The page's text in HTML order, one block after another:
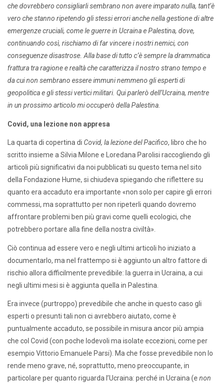
che dovrebbero consigliarli sembrano non avere imparato nulla, tant’è
vero che stanno ripetendo gli stessi errori anche nella gestione di altre
emergenze cruciali, come le guerre in Ucraina e Palestina, dove,
continuando così, rischiamo di far vincere i nostri nemici, con
conseguenze disastrose. Alla base di tutto c’è sempre la drammatica
frattura tra ragione e realtà che caratterizza il nostro strano tempo e
da cui non sembrano essere immuni nemmeno gli esperti di
geopolitica e gli stessi vertici militari. Qui parlerò dell’Ucraina, mentre
in un prossimo articolo mi occuperò della Palestina.
Covid, una lezione non appresa
La quarta di copertina di Covid, la lezione del Pacifico, libro che ho
scritto insieme a Silvia Milone e Loredana Parolisi raccogliendo gli
articoli più significativi da noi pubblicati su questo tema nel sito
della Fondazione Hume, si chiudeva spiegando che riflettere su
quanto era accaduto era importante «non solo per capire gli errori
commessi, ma soprattutto per non ripeterli quando dovremo
affrontare problemi ben più gravi come quelli ecologici, che
potrebbero portare alla fine della nostra civiltà».
Ciò continua ad essere vero e negli ultimi articoli ho iniziato a
documentarlo, ma nel frattempo si è aggiunto un altro fattore di
rischio allora difficilmente prevedibile: la guerra in Ucraina, a cui
negli ultimi mesi si è aggiunta quella in Palestina.
Era invece (purtroppo) prevedibile che anche in questo caso gli
esperti o presunti tali non ci avrebbero aiutato, come è
puntualmente accaduto, se possibile in misura ancor più ampia
che col Covid (con poche lodevoli ma isolate eccezioni, come per
esempio Vittorio Emanuele Parsi). Ma che fosse prevedibile non lo
rende meno grave, né, soprattutto, meno preoccupante, in
particolare per quanto riguarda l’Ucraina: perché in Ucraina (e non